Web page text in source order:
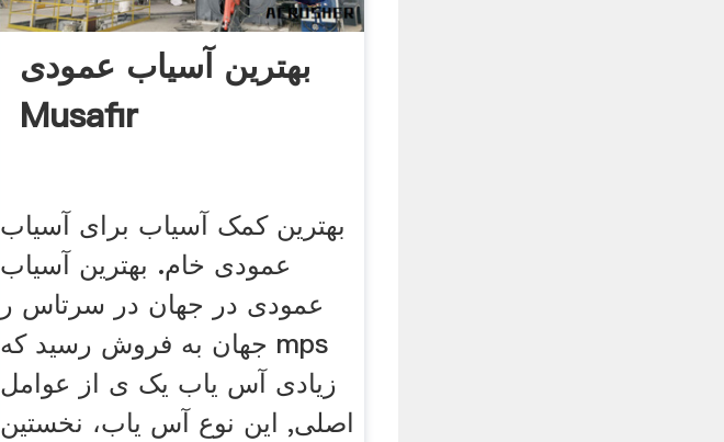
بهترین آسیاب عمودی
Musafir
بهترین کمک آسیاب برای آسیاب
عمودی خام. بهترین آسیاب
عمودی در جهان در سرتاس ر
جهان به فروش رسید که mps
زیادی آس یاب یک ی از عوامل
اصلی, این نوع آس یاب، نخستین